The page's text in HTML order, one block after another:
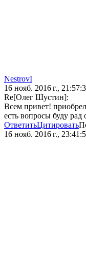
NestrovI
16 нояб. 2016 г.,
Re[Олег Шустин]:
Всем привет!
есть вопросы буду рад
ОтветитьЦитировать
16 нояб. 2016 г.,